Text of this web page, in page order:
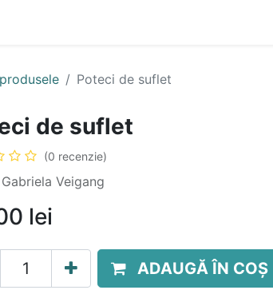
Poteci de suflet
de suflet
(0 recenzie)
Veigang
lei
ADAUGĂ ÎN COȘ